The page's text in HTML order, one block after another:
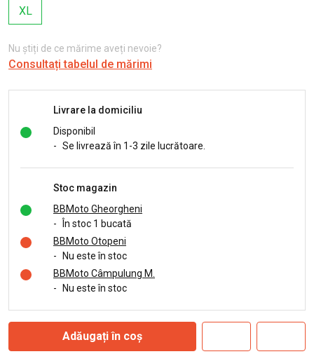
XL
Nu știți de ce mărime aveți nevoie?
Consultați tabelul de mărimi
Livrare la domiciliu
Disponibil
- Se livrează în 1-3 zile lucrătoare.
Stoc magazin
BBMoto Gheorgheni
-
În stoc 1 bucată
BBMoto Otopeni
-
Nu este în stoc
BBMoto Câmpulung M.
-
Nu este în stoc
Adăugați în coș